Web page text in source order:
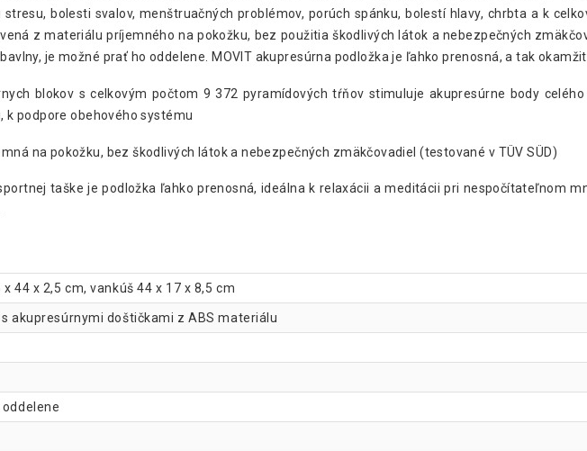
bolesti svalov, menštruačných problémov, porúch spánku, bolestí hlavy, chrbta a k
z materiálu príjemného na pokožku, bez použitia škodlivých látok a nebezpečných
je možné prať ho oddelene. MOVIT akupresúrna podložka je ľahko prenosná, a tak
blokov s celkovým počtom 9 372 pyramídových tŕňov stimuluje akupresúrne body
k podpore obehového systému
na pokožku, bez škodlivých látok a nebezpečných zmäkčovadiel (testované v TÜV SÜD)
taške je podložka ľahko prenosná, ideálna k relaxácii a meditácii pri nespočítateľnom
44 x 2,5 cm, vankúš 44 x 17 x 8,5 cm
akupresúrnymi doštičkami z ABS materiálu